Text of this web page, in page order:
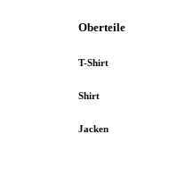
Oberteile
T-Shirt
Shirt
Jacken